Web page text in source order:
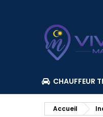
CHAUFFEUR
Accueil